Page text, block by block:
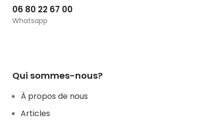
06 80 22 67 00
Whatsapp
Qui sommes-nous?
À propos de nous
Articles